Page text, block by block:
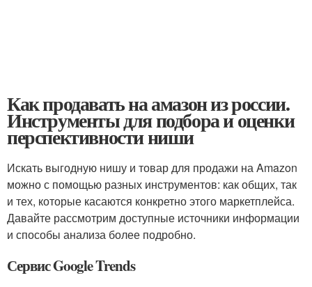
Как продавать на амазон из россии.
Инструменты для подбора и оценки
перспективности ниши
Искать выгодную нишу и товар для продажи на Amazon
можно с помощью разных инструментов: как общих, так
и тех, которые касаются конкретно этого маркетплейса.
Давайте рассмотрим доступные источники информации
и способы анализа более подробно.
Сервис Google Trends